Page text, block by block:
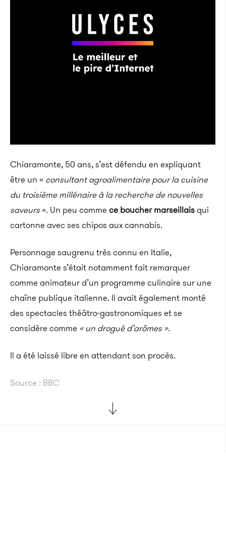
Chiaramonte, 50 ans, s’est défendu en expliquant
être un « consultant agroalimentaire pour la cuisine
du troisième millénaire à la recherche de nouvelles
saveurs». Un peu comme ce boucher marseillaisqui
cartonne avec ses chipos aux cannabis.
Personnage saugrenu très connu en Italie,
Chiaramonte s’était notamment fait remarquer
comme animateur d’un programme culinaire sur une
chaîne publique italienne. Il avait également monté
des spectacles théâtro-gastronomiques et se
considère comme « un drogué d’arômes ».
Il a été laissé libre en attendant son procès.
Source : BBC